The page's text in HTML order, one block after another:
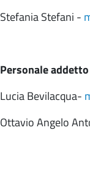
Stefania Stefani -
Personale
Lucia Bevilacqua-
Ottavio Angelo